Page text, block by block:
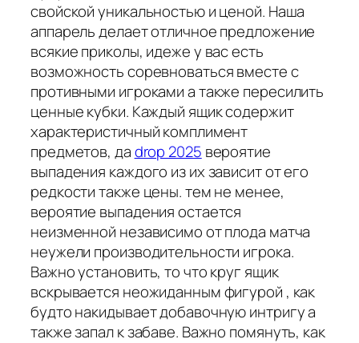
свойской уникальностью и ценой. Наша
аппарель делает отличное предложение
всякие приколы, идеже у вас есть
возможность соревноваться вместе с
противными игроками а также пересилить
ценные кубки. Каждый ящик содержит
характеристичный комплимент
предметов, даdrop 2025 вероятие
выпадения каждого из их зависит от его
редкости также цены. тем не менее,
вероятие выпадения остается
неизменной независимо от плода матча
неужели производительности игрока.
Важно установить, то что круг ящик
вскрывается неожиданным фигурой , как
будто накидывает добавочную интригу а
также запал к забаве. Важно помянуть, как